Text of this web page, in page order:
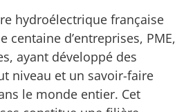
hydroélectrique française
centaine d’entreprises, PME,
ayant développé des
niveau et un savoir-faire
le monde entier. Cet